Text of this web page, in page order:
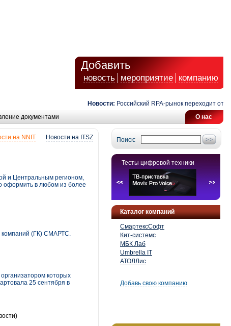
Добавить
новость мероприятие компанию
Новости: Российский RPA-рынок переходит от
О нас
документами
Поиск:
Тесты цифровой техники
Каталог компаний
СмартексСофт
Кит-системс
МБК Лаб
Umbrella IT
АТОЛЛис
Добавь свою компанию
Новости на ITSZ
на NNIT
и Центральным регионом,
оформить в любом из более
компаний (ГК) СМАРТС.
которых
25 сентября в